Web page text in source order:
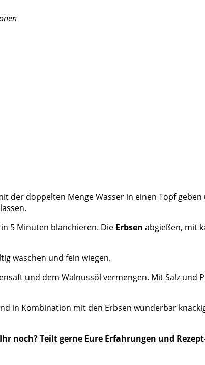
der doppelten Menge Wasser in einen Topf
5 Minuten blanchieren. Die Erbsen abgießen, mit
waschen und fein wiegen.
und dem Walnussöl vermengen. Mit Salz und
in Kombination mit den Erbsen wunderbar
noch? Teilt gerne Eure Erfahrungen und